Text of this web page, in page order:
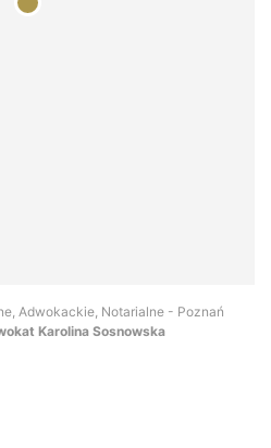
Adwokackie, Notarialne - Poznań
Karolina Sosnowska